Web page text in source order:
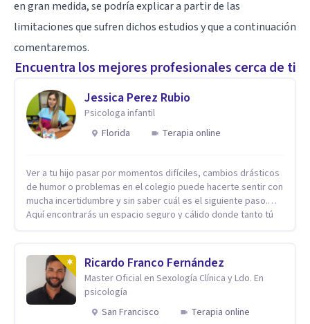
en gran medida, se podría explicar a partir de las
limitaciones que sufren dichos estudios y que a continuación
comentaremos.
Encuentra los mejores profesionales cerca de ti
Jessica Perez Rubio
Psicologa infantil
Florida
Terapia online
Ver a tu hijo pasar por momentos difíciles, cambios drásticos
de humor o problemas en el colegio puede hacerte sentir con
mucha incertidumbre y sin saber cuál es el siguiente paso.
Aquí encontrarás un espacio seguro y cálido donde tanto tú
casa. Me especializo en guiar a familias a través de
herramientas prácticas y dinámicas adaptadas a la edad de
cada menor, dejando de lado las etiquetas y los tecnicismos.
Mi forma de trabajar se centra en entender las emociones
que hay detrás del comportamiento, ayudándoles a
Ricardo Franco Fernández
Master Oficial en Sexología Clínica y Ldo. En
psicología
San Francisco
Terapia online